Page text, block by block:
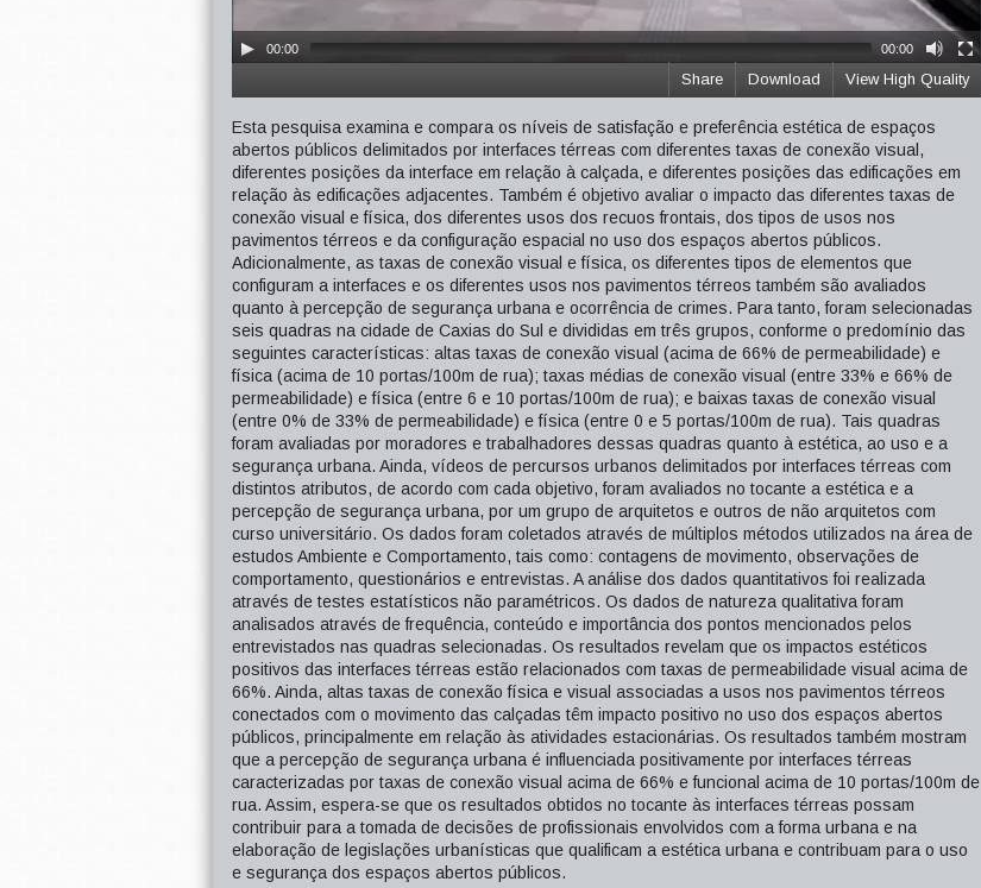
00:00 00:00
View High Quality
Download
Share
Esta pesquisa examina e compara os níveis de satisfação e preferência estética de espaços
abertos públicos delimitados por interfaces térreas com diferentes taxas de conexão visual,
diferentes posições da interface em relação à calçada, e diferentes posições das edificações em
relação às edificações adjacentes. Também é objetivo avaliar o impacto das diferentes taxas de
conexão visual e física, dos diferentes usos dos recuos frontais, dos tipos de usos nos
pavimentos térreos e da configuração espacial no uso dos espaços abertos públicos.
Adicionalmente, as taxas de conexão visual e física, os diferentes tipos de elementos que
configuram a interfaces e os diferentes usos nos pavimentos térreos também são avaliados
quanto à percepção de segurança urbana e ocorrência de crimes. Para tanto, foram selecionadas
seis quadras na cidade de Caxias do Sul e divididas em três grupos, conforme o predomínio das
seguintes características: altas taxas de conexão visual (acima de 66% de permeabilidade) e
física (acima de 10 portas/100m de rua); taxas médias de conexão visual (entre 33% e 66% de
permeabilidade) e física (entre 6 e 10 portas/100m de rua); e baixas taxas de conexão visual
(entre 0% de 33% de permeabilidade) e física (entre 0 e 5 portas/100m de rua). Tais quadras
foram avaliadas por moradores e trabalhadores dessas quadras quanto à estética, ao uso e a
segurança urbana. Ainda, vídeos de percursos urbanos delimitados por interfaces térreas com
distintos atributos, de acordo com cada objetivo, foram avaliados no tocante a estética e a
percepção de segurança urbana, por um grupo de arquitetos e outros de não arquitetos com
curso universitário. Os dados foram coletados através de múltiplos métodos utilizados na área de
estudos Ambiente e Comportamento, tais como: contagens de movimento, observações de
comportamento, questionários e entrevistas. A análise dos dados quantitativos foi realizada
através de testes estatísticos não paramétricos. Os dados de natureza qualitativa foram
analisados através de frequência, conteúdo e importância dos pontos mencionados pelos
entrevistados nas quadras selecionadas. Os resultados revelam que os impactos estéticos
positivos das interfaces térreas estão relacionados com taxas de permeabilidade visual acima de
66%. Ainda, altas taxas de conexão física e visual associadas a usos nos pavimentos térreos
conectados com o movimento das calçadas têm impacto positivo no uso dos espaços abertos
públicos, principalmente em relação às atividades estacionárias. Os resultados também mostram
que a percepção de segurança urbana é influenciada positivamente por interfaces térreas
caracterizadas por taxas de conexão visual acima de 66% e funcional acima de 10 portas/100m de
rua. Assim, espera-se que os resultados obtidos no tocante às interfaces térreas possam
contribuir para a tomada de decisões de profissionais envolvidos com a forma urbana e na
elaboração de legislações urbanísticas que qualificam a estética urbana e contribuam para o uso
e segurança dos espaços abertos públicos.